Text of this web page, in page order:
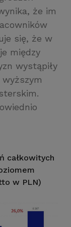
że im
się, że w
między
wystąpiły
całkowitych
w PLN)